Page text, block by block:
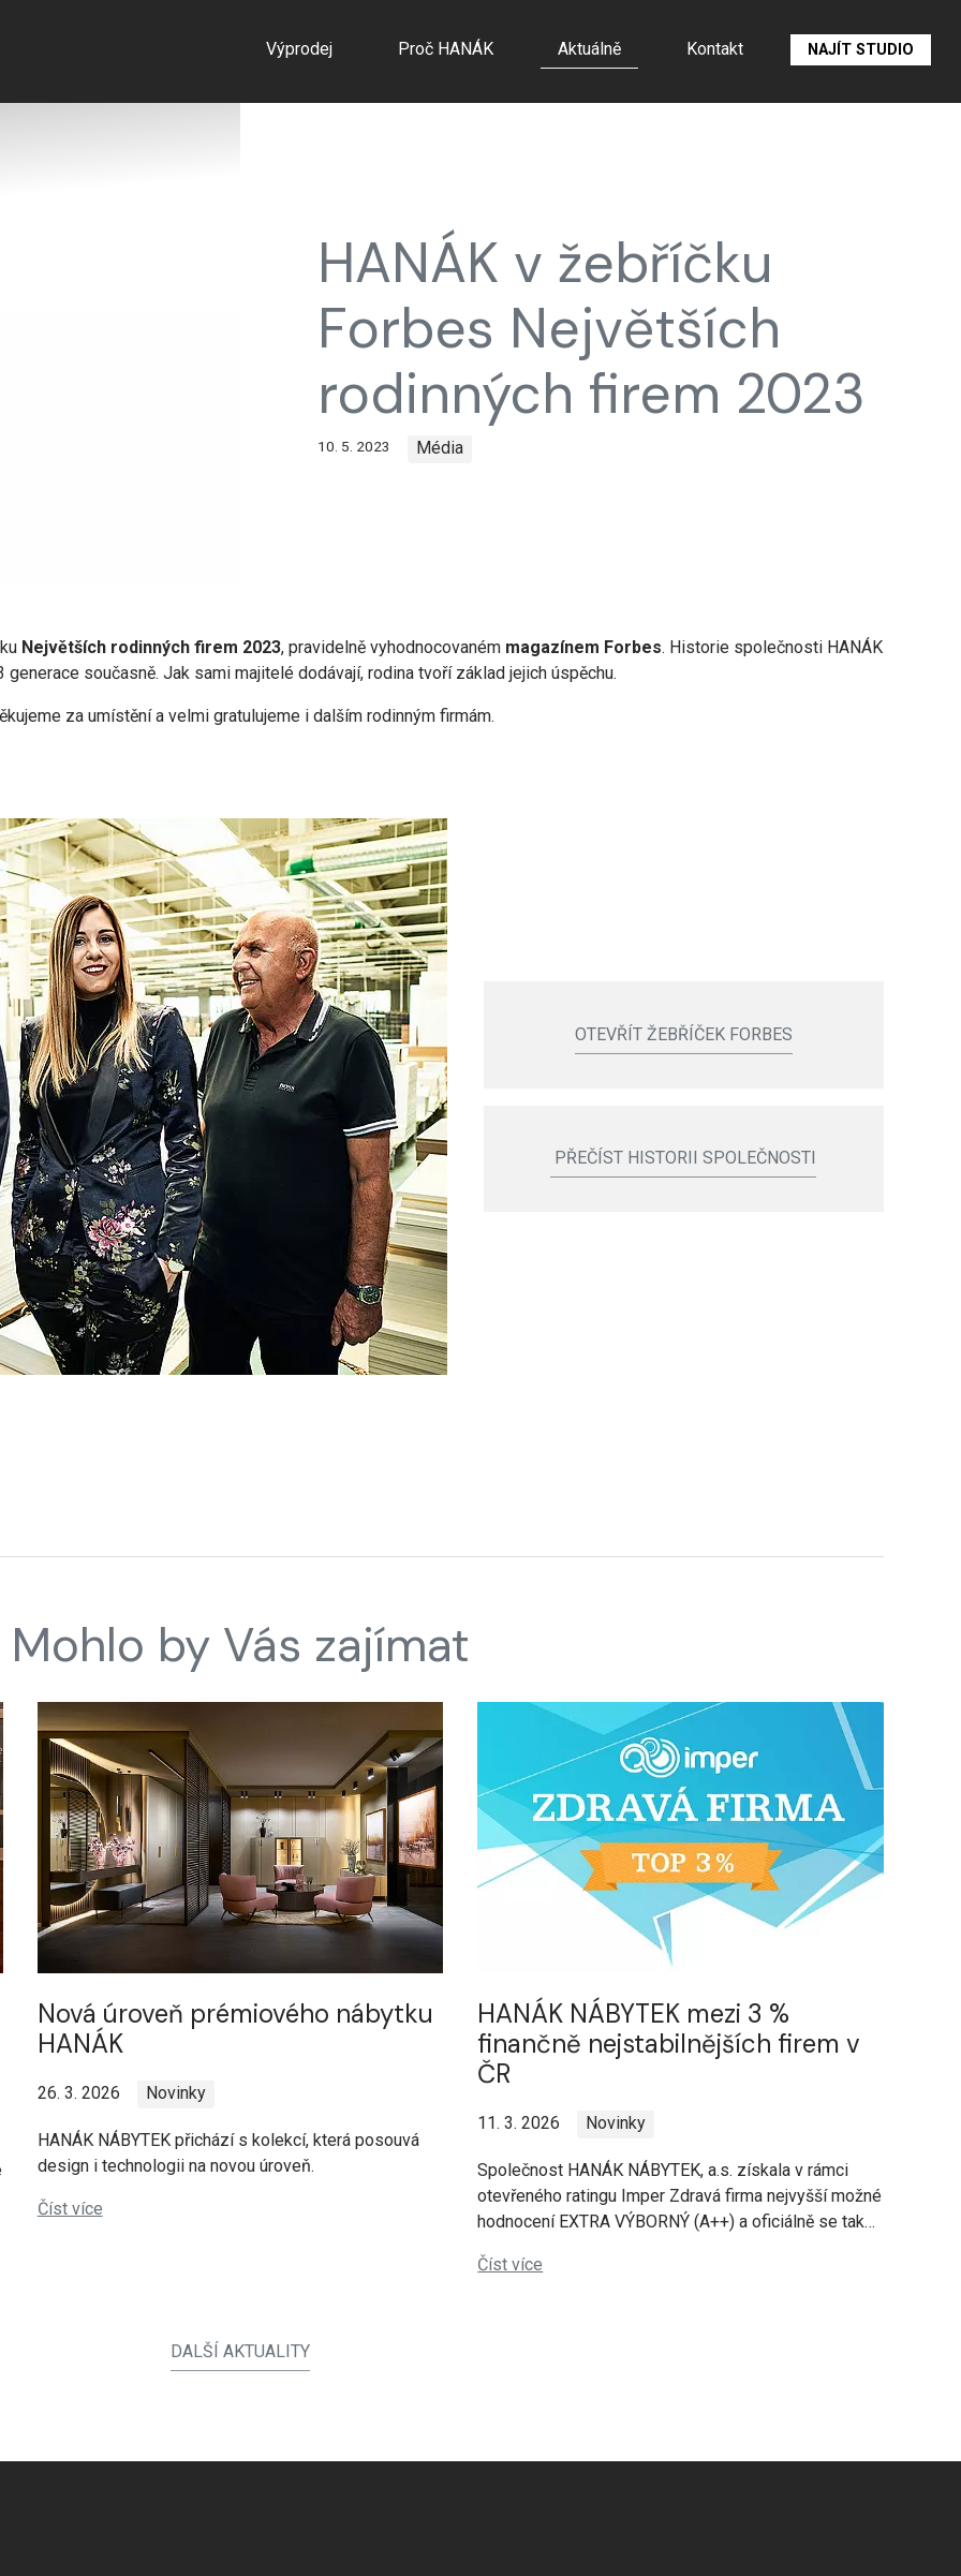
Výprodej Proč HANÁK Aktuálně Kontakt NAJÍT STUDIO
HANÁK v žebříčku
Forbes Největších
rodinných firem 2023
10. 5. 2023 Média
Největších rodinných firem 2023, pravidelně vyhodnocovaném magazínem Forbes. Historie společnosti HANÁK
současně. Jak sami majitelé dodávají, rodina tvoří základ jejich úspěchu.
za umístění a velmi gratulujeme i dalším rodinným firmám.
OTEVŘÍT ŽEBŘÍČEK FORBES
PŘEČÍST HISTORII SPOLEČNOSTI
Mohlo by Vás zajímat
Nová úroveň prémiového nábytku
HANÁK
26. 3. 2026 Novinky
HANÁK NÁBYTEK přichází s kolekcí, která posouvá
design i technologii na novou úroveň.
Číst více
HANÁK NÁBYTEK mezi 3 %
finančně nejstabilnějších firem v
ČR
11. 3. 2026 Novinky
Společnost HANÁK NÁBYTEK, a.s. získala v rámci
otevřeného ratingu Imper Zdravá firma nejvyšší možné
hodnocení EXTRA VÝBORNÝ (A++) a oficiálně se tak…
Číst více
DALŠÍ AKTUALITY